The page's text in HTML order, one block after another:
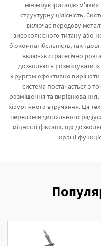
мінімізує іритацію
структурну цілісність.
включає передову
високоякісного титану або
біокомпатібельність, так і
включає стратегічно
дозволяють розміщувати
хірургам ефективно вирішати
система постачається з
розміщення та
хірургічного втручання. Ця
переломів дистального
міцності фіксації, що
кращі